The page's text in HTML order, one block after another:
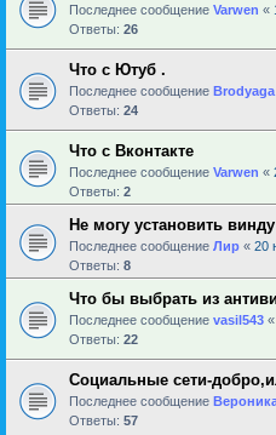
Последнее сообщение Varwen «
Ответы: 26
Что с Ютуб .
Последнее сообщение Brodyaga
Ответы: 24
Что с Вконтакте
Последнее сообщение Varwen «
Ответы: 2
Не могу установить винду
Последнее сообщение Лир « 20
Ответы: 8
Что бы выбрать из
Последнее сообщение vasil543 «
Ответы: 22
Социальные сети-
Последнее сообщение
Ответы: 57